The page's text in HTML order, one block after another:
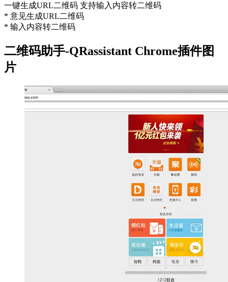
一键生成URL二维码 支持输入内容转二维码
* 意见生成URL二维码
* 输入内容转二维码
二维码助手-QRassistant Chrome插件图
片